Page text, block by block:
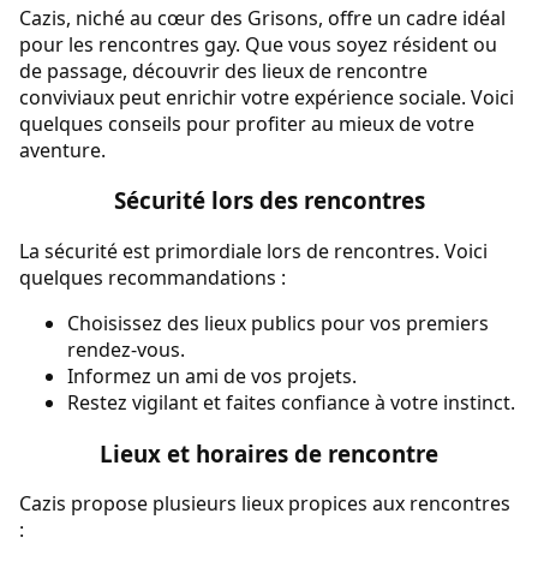
Cazis, niché au cœur des Grisons, offre un cadre idéal
pour les rencontres gay. Que vous soyez résident ou
de passage, découvrir des lieux de rencontre
conviviaux peut enrichir votre expérience sociale. Voici
quelques conseils pour profiter au mieux de votre
aventure.
Sécurité lors des rencontres
La sécurité est primordiale lors de rencontres. Voici
quelques recommandations :
Choisissez des lieux publics pour vos premiers
rendez-vous.
Informez un ami de vos projets.
Restez vigilant et faites confiance à votre instinct.
Lieux et horaires de rencontre
Cazis propose plusieurs lieux propices aux rencontres
: